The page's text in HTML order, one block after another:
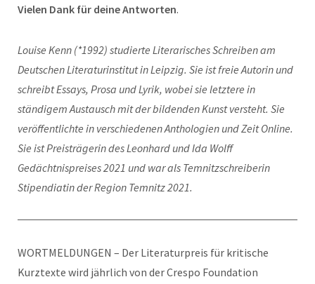
Vielen Dank für deine Antworten.
Louise Kenn (*1992) studierte Literarisches Schreiben am
Deutschen Literaturinstitut in Leipzig. Sie ist freie Autorin und
schreibt Essays, Prosa und Lyrik, wobei sie letztere in
ständigem Austausch mit der bildenden Kunst versteht. Sie
veröffentlichte in verschiedenen Anthologien und Zeit Online.
Sie ist Preisträgerin des Leonhard und Ida Wolff
Gedächtnispreises 2021 und war als Temnitzschreiberin
Stipendiatin der Region Temnitz 2021.
WORTMELDUNGEN – Der Literaturpreis für kritische
Kurztexte wird jährlich von der Crespo Foundation